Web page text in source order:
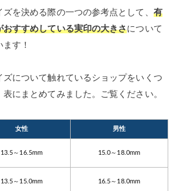
を決める際の一つの参考点として、 有
おすすめしている実印の大きさについて
す！
ズについて触れているショップをいくつ
にまとめてみました。ご覧ください。
女性 男性
13.5～16.5mm 15.0～18.0mm
13.5～15.0mm 16.5～18.0mm